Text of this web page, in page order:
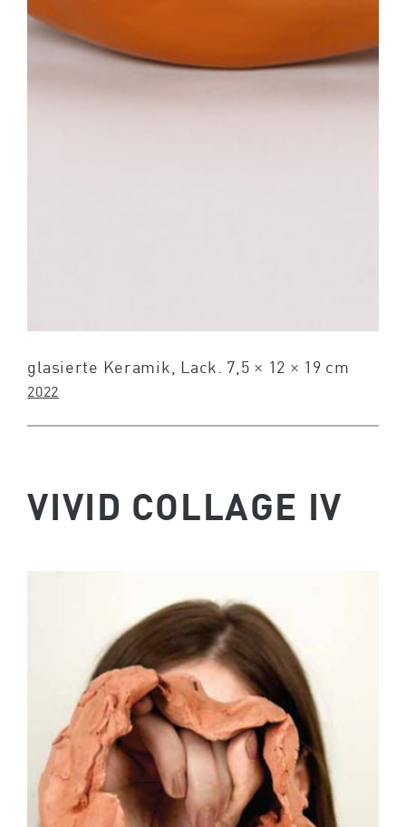
glasierte Keramik, Lack. 7,5 × 12 × 19 cm
2022
VIVID COLLAGE IV